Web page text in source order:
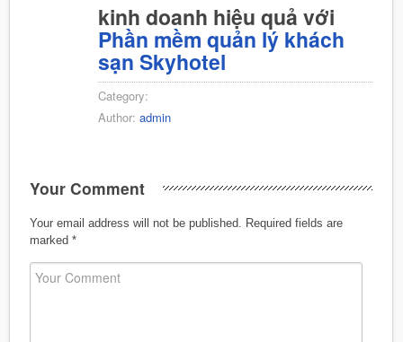
kinh doanh hiệu quả với
Phần mềm quản lý khách
sạn Skyhotel
Category:
Author: admin
Your Comment
Your email address will not be published.
Required fields are
marked *